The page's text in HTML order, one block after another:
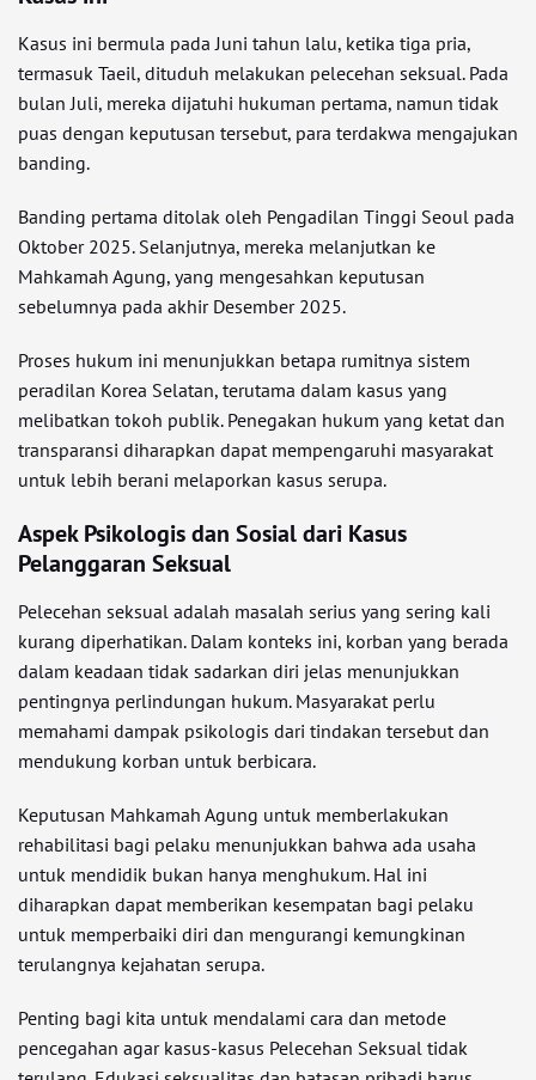
Kasus ini bermula pada Juni tahun lalu, ketika tiga pria,
termasuk Taeil, dituduh melakukan pelecehan seksual. Pada
bulan Juli, mereka dijatuhi hukuman pertama, namun tidak
puas dengan keputusan tersebut, para terdakwa mengajukan
banding.
Banding pertama ditolak oleh Pengadilan Tinggi Seoul pada
Oktober 2025. Selanjutnya, mereka melanjutkan ke
Mahkamah Agung, yang mengesahkan keputusan
sebelumnya pada akhir Desember 2025.
Proses hukum ini menunjukkan betapa rumitnya sistem
peradilan Korea Selatan, terutama dalam kasus yang
melibatkan tokoh publik. Penegakan hukum yang ketat dan
transparansi diharapkan dapat mempengaruhi masyarakat
untuk lebih berani melaporkan kasus serupa.
Aspek Psikologis dan Sosial dari Kasus
Pelanggaran Seksual
Pelecehan seksual adalah masalah serius yang sering kali
kurang diperhatikan. Dalam konteks ini, korban yang berada
dalam keadaan tidak sadarkan diri jelas menunjukkan
pentingnya perlindungan hukum. Masyarakat perlu
memahami dampak psikologis dari tindakan tersebut dan
mendukung korban untuk berbicara.
Keputusan Mahkamah Agung untuk memberlakukan
rehabilitasi bagi pelaku menunjukkan bahwa ada usaha
untuk mendidik bukan hanya menghukum. Hal ini
diharapkan dapat memberikan kesempatan bagi pelaku
untuk memperbaiki diri dan mengurangi kemungkinan
terulangnya kejahatan serupa.
Penting bagi kita untuk mendalami cara dan metode
pencegahan agar kasus-kasus Pelecehan Seksual tidak